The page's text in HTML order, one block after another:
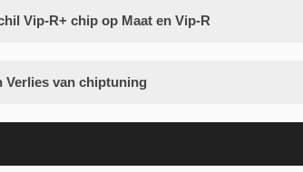
Vip-R+ chip op Maat en Vip-R
Verlies van chiptuning